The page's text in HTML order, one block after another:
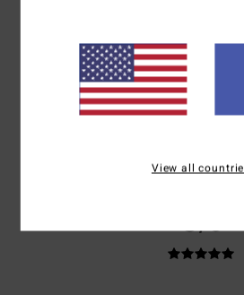
25 juin 2026
Parce que tout était parfait
Afficher original - Deutsch
Je recommande ce produit
5/5
View all